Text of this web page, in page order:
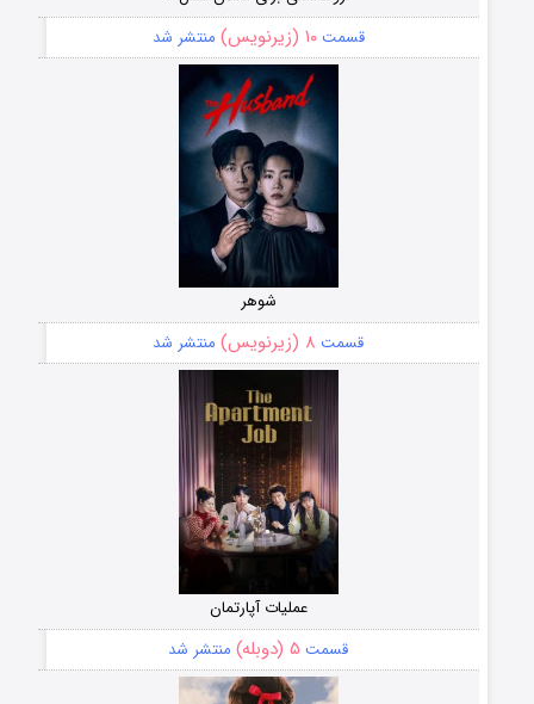
قسمت۱۰ (زیرنویس) منتشر شد
شوهر
قسمت ۸ (زیرنویس) منتشر شد
عملیات آپارتمان
قسمت ۵ (دوبله) منتشر شد